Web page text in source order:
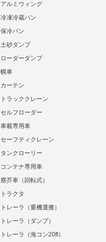
アルミウィング
冷凍冷蔵バン
保冷バン
土砂ダンプ
ローダーダンプ
幌車
カーテン
トラッククレーン
セルフローダー
車載専用車
セーフティクレーン
タンクローリー
コンテナ専用車
塵芥車（回転式）
トラクタ
トレーラ（重機運搬）
トレーラ（ダンプ）
トレーラ（海コン20ft）